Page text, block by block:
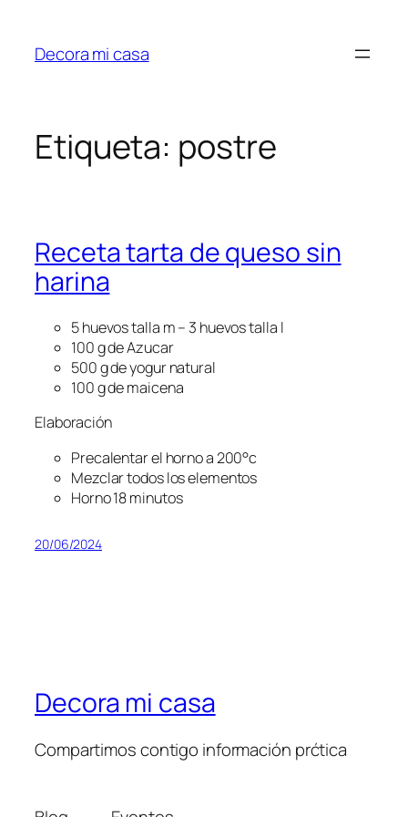
contenido
Decora mi casa
Etiqueta: postre
Receta tarta de queso sin
harina
5 huevos talla m – 3 huevos talla l
100 g de Azucar
500 g de yogur natural
100 g de maicena
Elaboración
Precalentar el horno a 200°c
Mezclar todos los elementos
Horno 18 minutos
20/06/2024
Decora mi casa
Compartimos contigo información prćtica